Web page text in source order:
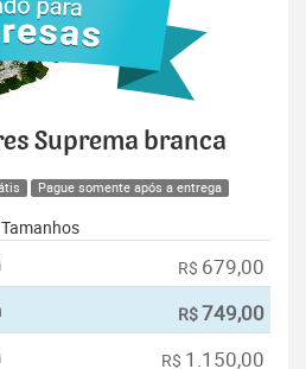
Suprema branca
Pague somente após a entrega
Tamanhos
R$ 679,00
R$749,00
R$ 1.150,00